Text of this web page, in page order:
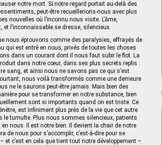
notre mort. Si notre regard portait au-delà des
peut-être recueillerions-nous avec plus
nouvelles où l’inconnu nous visite. L’âme,
l’inconnaissable se dresse, silencieux.
nous éprouvons comme des paralysies, effrayés de
qui est entré en nous, privés de toutes les choses
dans un courant dont il nous faut subir le flot. La
dans notre cœur, dans ses plus secrets replis :
sang, et ainsi nous ne savons pas ce qui s’est
nous voilà transformés comme une demeure
ne le saurons peut-être jamais. Mais bien des
pour se transformer en notre substance, bien
sont si importants quand on est triste. Ce
est infiniment plus près de la vie que cet autre
le tumulte. Plus nous sommes silencieux, patients
nous. Il est notre bien. Il devient la chair de notre
de nous pour s’accomplir, c’est-à-dire pour se
c’est en cela que tient tout notre développement –